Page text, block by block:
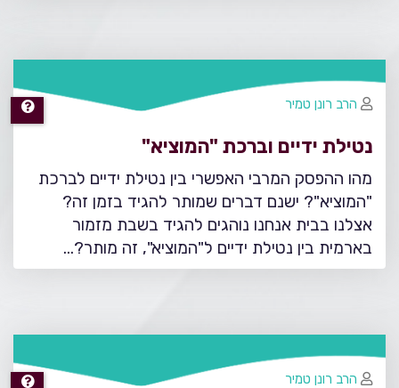
נטילת ידיים וברכת "המוציא"
מהו ההפסק המרבי האפשרי בין נטילת ידיים לברכת
"המוציא"? ישנם דברים שמותר להגיד בזמן זה?
אצלנו בבית אנחנו נוהגים להגיד בשבת מזמור
בארמית בין נטילת ידיים ל"המוציא", זה מותר?…
הרב רונן טמיר
הרב רונן טמיר